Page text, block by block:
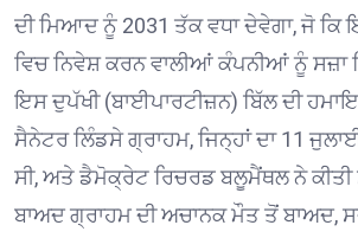
ਦੀ ਮਿਆਦ ਨੂੰ 2031 ਤੱਕ ਵਧਾ ਦੇਵੇਗਾ, ਜੋ ਕਿ
ਵਿਚ ਨਿਵੇਸ਼ ਕਰਨ ਵਾਲੀਆਂ ਕੰਪਨੀਆਂ ਨੂੰ ਸਜ਼ਾ
ਇਸ ਦੁਪੱਖੀ (ਬਾਈਪਾਰਟੀਜ਼ਨ) ਬਿੱਲ ਦੀ
ਸੈਨੇਟਰ ਲਿੰਡਸੇ ਗ੍ਰਾਹਮ, ਜਿਨ੍ਹਾਂ ਦਾ 11
ਸੀ, ਅਤੇ ਡੈਮੋਕ੍ਰੇਟ ਰਿਚਰਡ ਬਲੂਮੈਂਥਲ ਨੇ ਕੀਤੀ
ਬਾਅਦ ਗ੍ਰਾਹਮ ਦੀ ਅਚਾਨਕ ਮੌਤ ਤੋਂ ਬਾਅਦ,